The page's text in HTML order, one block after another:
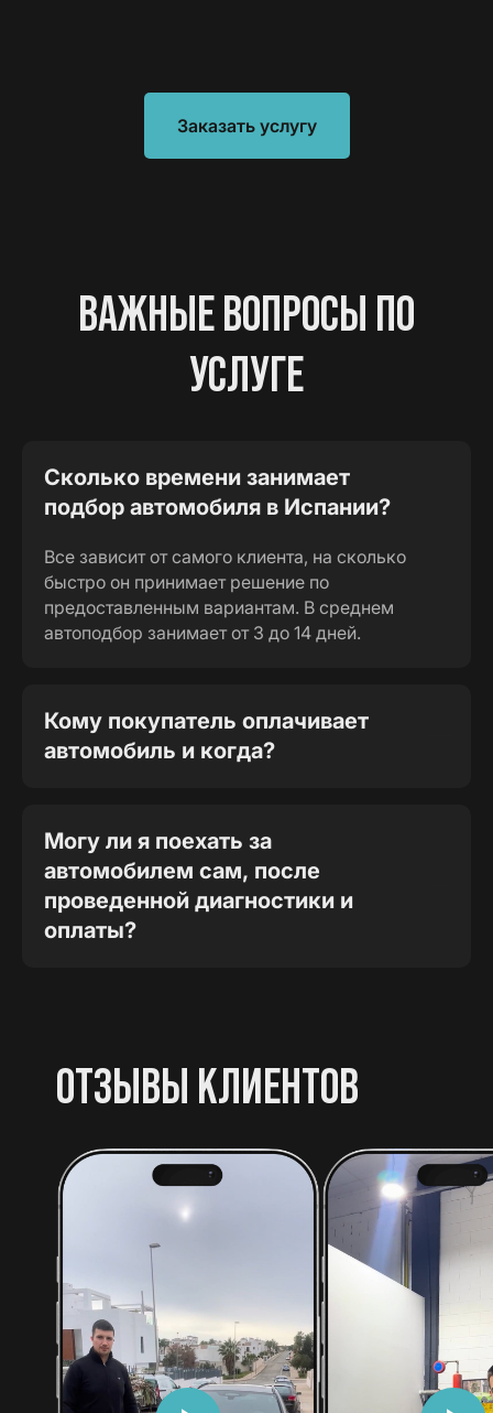
Заказать услугу
ВАЖНЫЕ ВОПРОСЫ ПО
УСЛУГЕ
Сколько времени занимает
подбор автомобиля в Испании?
Все зависит от самого клиента, на сколько
быстро он принимает решение по
предоставленным вариантам. В среднем
автоподбор занимает от 3 до 14 дней.
Кому покупатель оплачивает
автомобиль и когда?
Могу ли я поехать за
автомобилем сам, после
проведенной диагностики и
оплаты?
ОТЗЫВЫ КЛИЕНТОВ